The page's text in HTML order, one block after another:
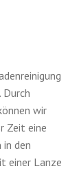
wir
Zeit eine
in den
einer Lanze